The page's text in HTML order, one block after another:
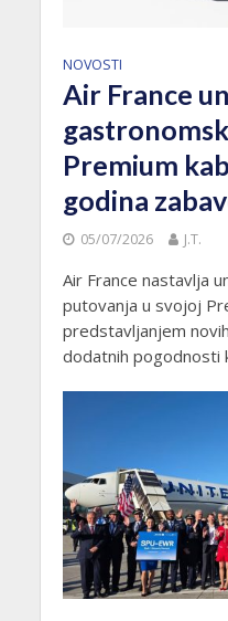
NOVOSTI
Air France
Premium
godina
05/07/2026 J.T.
Air France nastavlja
putovanja u svojoj
predstavljanjem
dodatnih pogodnosti